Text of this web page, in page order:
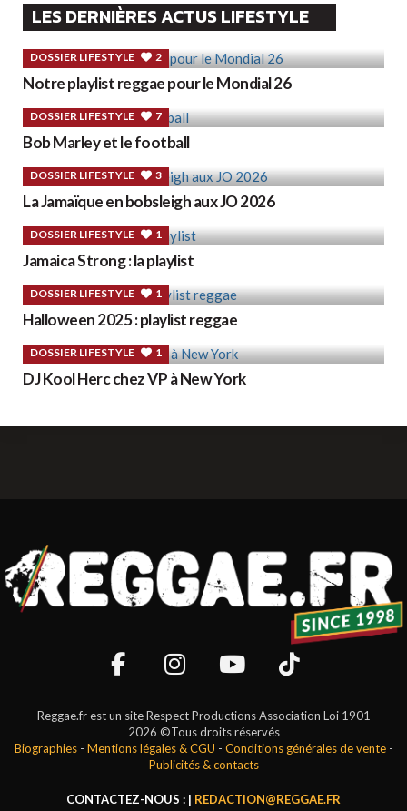
LES DERNIÈRES ACTUS LIFESTYLE
DOSSIER LIFESTYLE 2
Notre playlist reggae pour le Mondial 26
DOSSIER LIFESTYLE 7
Bob Marley et le football
DOSSIER LIFESTYLE 3
La Jamaïque en bobsleigh aux JO 2026
DOSSIER LIFESTYLE 1
Jamaica Strong : la playlist
DOSSIER LIFESTYLE 1
Halloween 2025 : playlist reggae
DOSSIER LIFESTYLE 1
DJ Kool Herc chez VP à New York
Reggae.fr est un site Respect Productions Association Loi 1901
2026 ©Tous droits réservés
Biographies- Mentions légales & CGU - Conditions générales de vente-
Publicités & contacts
CONTACTEZ-NOUS : | REDACTION@REGGAE.FR